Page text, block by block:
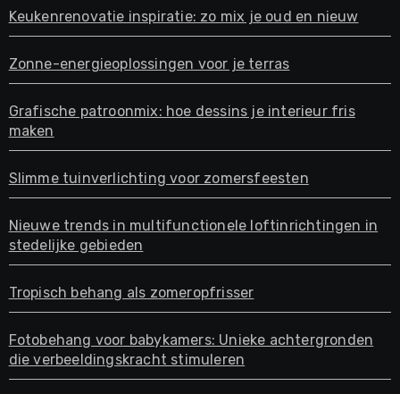
Keukenrenovatie inspiratie: zo mix je oud en nieuw
Zonne-energieoplossingen voor je terras
Grafische patroonmix: hoe dessins je interieur fris
maken
Slimme tuinverlichting voor zomersfeesten
Nieuwe trends in multifunctionele loftinrichtingen in
stedelijke gebieden
Tropisch behang als zomeropfrisser
Fotobehang voor babykamers: Unieke achtergronden
die verbeeldingskracht stimuleren